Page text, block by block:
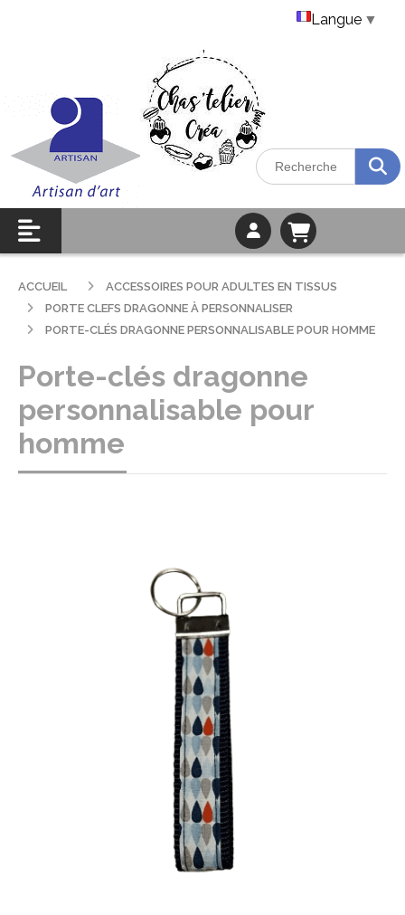
ACCUEIL
ACCESSOIRES POUR ADULTES EN TISSUS
PORTE CLEFS DRAGONNE À PERSONNALISER
PORTE-CLÉS DRAGONNE PERSONNALISABLE POUR HOMME
Porte-clés dragonne
personnalisable pour
homme
Langue ▼